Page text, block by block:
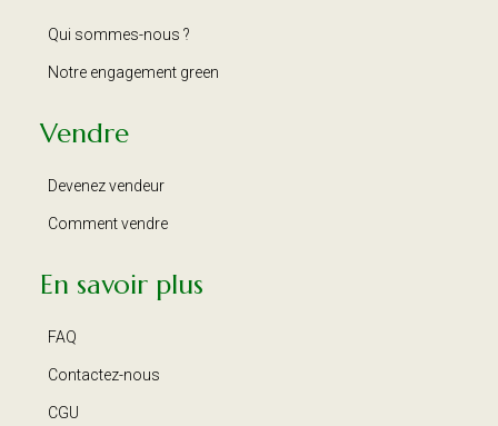
Qui sommes-nous ?
Notre engagement green
Vendre
Devenez vendeur
Comment vendre
En savoir plus
FAQ
Contactez-nous
CGU